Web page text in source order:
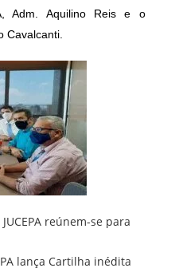
Adm. Aquilino Reis e o
Cavalcanti.
JUCEPA reúnem-se para
lança Cartilha inédita